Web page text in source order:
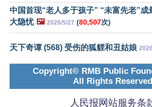
中国首现“老人多于孩子” “未富先老”成
大隐忧 🖼️ 2026/5/27 (80,507次)
天下奇谭 (568) 受伤的狐貍和丑姑娘
Copyright© RMB Public
All Rights Reserved
人民报网站服务条